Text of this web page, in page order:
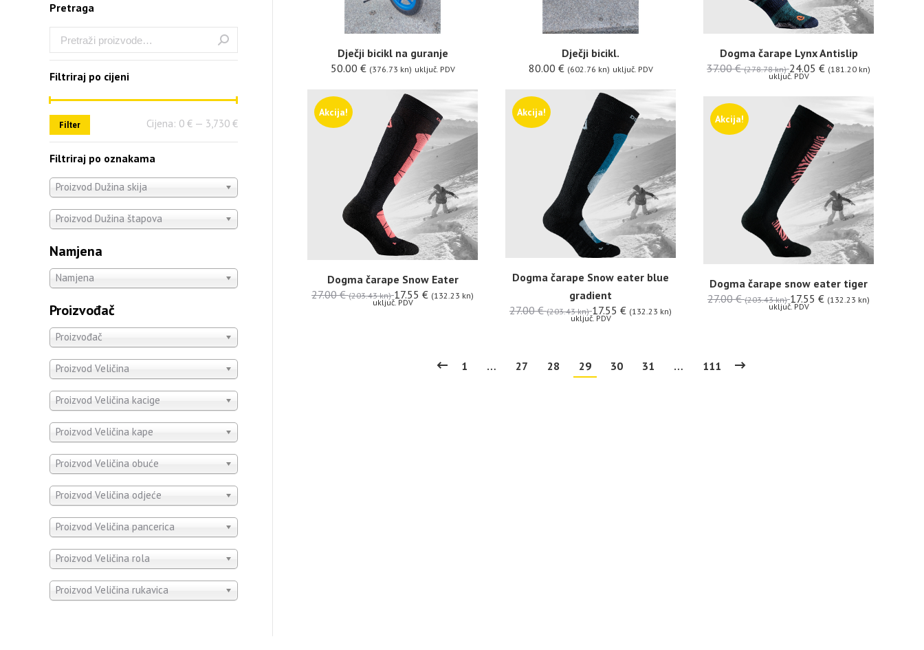
Dječji bicikl na guranje
50.00 € (376.73 kn) uključ. PDV
Dječji bicikl.
80.00 € (602.76 kn) uključ. PDV
Dogma čarape Lynx Antislip
37.00€ (278.78 kn) 24.05 € (181.20 kn)
uključ. PDV
Akcija!
Dogma čarape Snow Eater
27.00€ (203.43 kn) 17.55 € (132.23 kn)
uključ. PDV
Akcija!
Dogma čarape Snow eater blue
gradient
27.00€ (203.43 kn) 17.55 € (132.23 kn)
uključ. PDV
Akcija!
Dogma čarape snow eater tiger
27.00€ (203.43 kn) 17.55 € (132.23 kn)
uključ. PDV
1 … 27 28 29 30 31 … 111
Pretraga
Filtriraj po cijeni
Filter Cijena: 0 € — 3,730 €
Filtriraj po oznakama
Proizvod Dužina skija
Proizvod Dužina štapova
Namjena
Namjena
Proizvođač
Proizvođač
Proizvod Veličina
Proizvod Veličina kacige
Proizvod Veličina kape
Proizvod Veličina obuće
Proizvod Veličina odjeće
Proizvod Veličina pancerica
Proizvod Veličina rola
Proizvod Veličina rukavica